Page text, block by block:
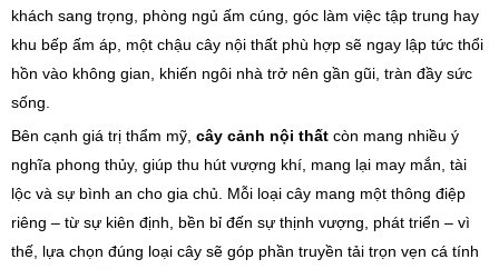
khách sang trọng, phòng ngủ ấm cúng, góc làm việc tập trung hay
khu bếp ấm áp, một chậu cây nội thất phù hợp sẽ ngay lập tức thổi
hồn vào không gian, khiến ngôi nhà trở nên gần gũi, tràn đầy sức
sống.
Bên cạnh giá trị thẩm mỹ, cây cảnh nội thất còn mang nhiều ý
nghĩa phong thủy, giúp thu hút vượng khí, mang lại may mắn, tài
lộc và sự bình an cho gia chủ. Mỗi loại cây mang một thông điệp
riêng – từ sự kiên định, bền bỉ đến sự thịnh vượng, phát triển – vì
thế, lựa chọn đúng loại cây sẽ góp phần truyền tải trọn vẹn cá tính